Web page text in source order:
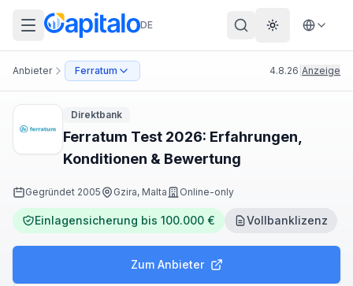
DE Theme
Anbieter Ferratum 4.8.26 Anzeige
Direktbank
Ferratum Test 2026: Erfahrungen,
Konditionen & Bewertung
Gegründet 2005 Gzira, Malta Online-only
Einlagensicherung bis 100.000 € Vollbanklizenz
Zum Anbieter